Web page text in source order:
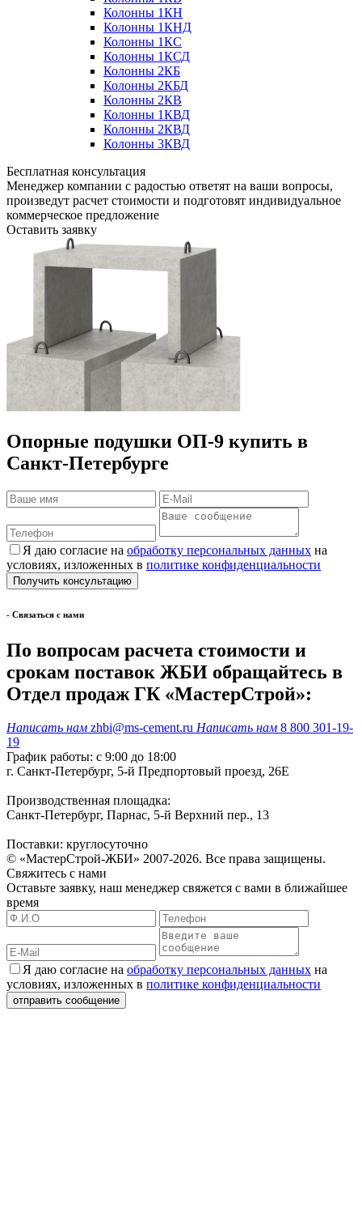
Колонны 1КН
Колонны 1КНД
Колонны 1КС
Колонны 1КСД
Колонны 2КБ
Колонны 2КБД
Колонны 2КВ
Колонны 1КВД
Колонны 2КВД
Колонны 3КВД
Бесплатная консультация
Менеджер компании с радостью ответят на ваши вопросы,
произведут расчет стоимости и подготовят индивидуальное
коммерческое предложение
Оставить заявку
Опорные подушки ОП-9 купить в
Санкт-Петербурге
Я даю согласие на обработку персональных данных на
условиях, изложенных в политике конфиденциальности
- Cвязаться с нами
По вопросам расчета стоимости и
срокам поставок ЖБИ обращайтесь в
Отдел продаж ГК «МастерСтрой»:
Написать нам zhbi@ms-cement.ru Написать нам 8 800 301-19-
19
График работы: с 9:00 до 18:00
г. Санкт-Петербург, 5-й Предпортовый проезд, 26Е
Производственная площадка:
Санкт-Петербург, Парнас, 5-й Верхний пер., 13
Поставки: круглосуточно
© «МастерСтрой-ЖБИ» 2007-2026. Все права защищены.
Свяжитесь с нами
Оставьте заявку, наш менеджер свяжется с вами в ближайшее
время
Я даю согласие на обработку персональных данных на
условиях, изложенных в политике конфиденциальности